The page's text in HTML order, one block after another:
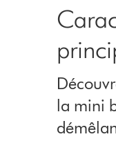
la mini